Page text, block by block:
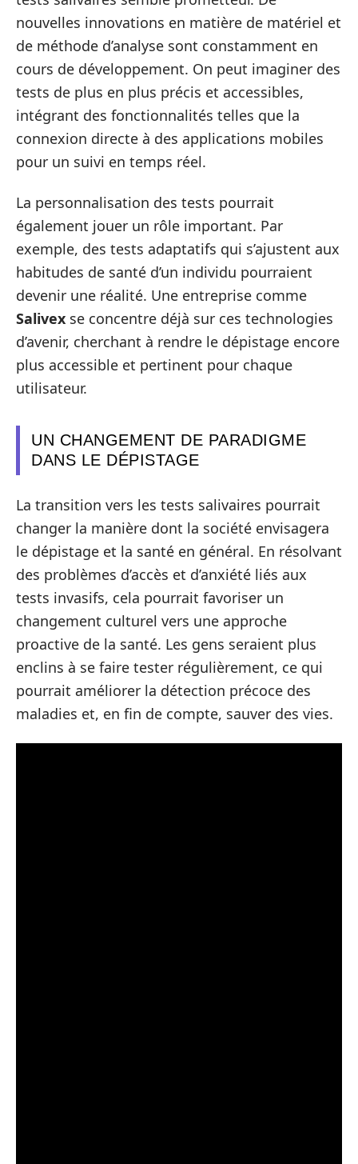
nouvelles innovations en matière de matériel et
de méthode d’analyse sont constamment en
cours de développement. On peut imaginer des
tests de plus en plus précis et accessibles,
intégrant des fonctionnalités telles que la
connexion directe à des applications mobiles
pour un suivi en temps réel.
La personnalisation des tests pourrait
également jouer un rôle important. Par
exemple, des tests adaptatifs qui s’ajustent aux
habitudes de santé d’un individu pourraient
devenir une réalité. Une entreprise comme
Salivex se concentre déjà sur ces technologies
d’avenir, cherchant à rendre le dépistage encore
plus accessible et pertinent pour chaque
utilisateur.
UN CHANGEMENT DE PARADIGME
DANS LE DÉPISTAGE
La transition vers les tests salivaires pourrait
changer la manière dont la société envisagera
le dépistage et la santé en général. En résolvant
des problèmes d’accès et d’anxiété liés aux
tests invasifs, cela pourrait favoriser un
changement culturel vers une approche
proactive de la santé. Les gens seraient plus
enclins à se faire tester régulièrement, ce qui
pourrait améliorer la détection précoce des
maladies et, en fin de compte, sauver des vies.